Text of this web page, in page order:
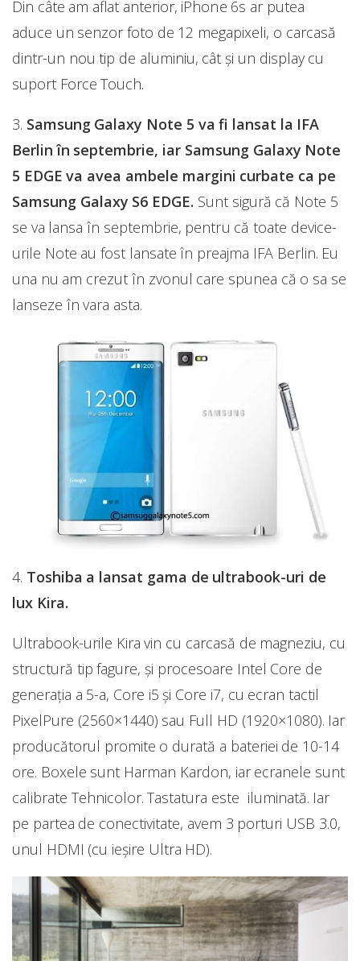
Din câte am aflat anterior, iPhone 6s ar putea
aduce un senzor foto de 12 megapixeli, o carcasă
dintr-un nou tip de aluminiu, cât și un display cu
suport Force Touch.
3. Samsung Galaxy Note 5 va fi lansat la IFA
Berlin în septembrie, iar Samsung Galaxy Note
5 EDGE va avea ambele margini curbate ca pe
Samsung Galaxy S6 EDGE. Sunt sigură că Note 5
se va lansa în septembrie, pentru că toate device-
urile Note au fost lansate în preajma IFA Berlin. Eu
una nu am crezut în zvonul care spunea că o sa se
lanseze în vara asta.
4. Toshiba a lansat gama de ultrabook-uri de
lux Kira.
Ultrabook-urile Kira vin cu carcasă de magneziu, cu
structură tip fagure, și procesoare Intel Core de
generația a 5-a, Core i5 și Core i7, cu ecran tactil
PixelPure (2560×1440) sau Full HD (1920×1080). Iar
producătorul promite o durată a bateriei de 10-14
ore. Boxele sunt Harman Kardon, iar ecranele sunt
calibrate Tehnicolor. Tastatura este iluminată. Iar
pe partea de conectivitate, avem 3 porturi USB 3.0,
unul HDMI (cu ieșire Ultra HD).